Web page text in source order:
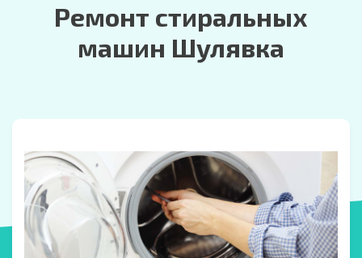
Ремонт стиральных
машин Шулявка